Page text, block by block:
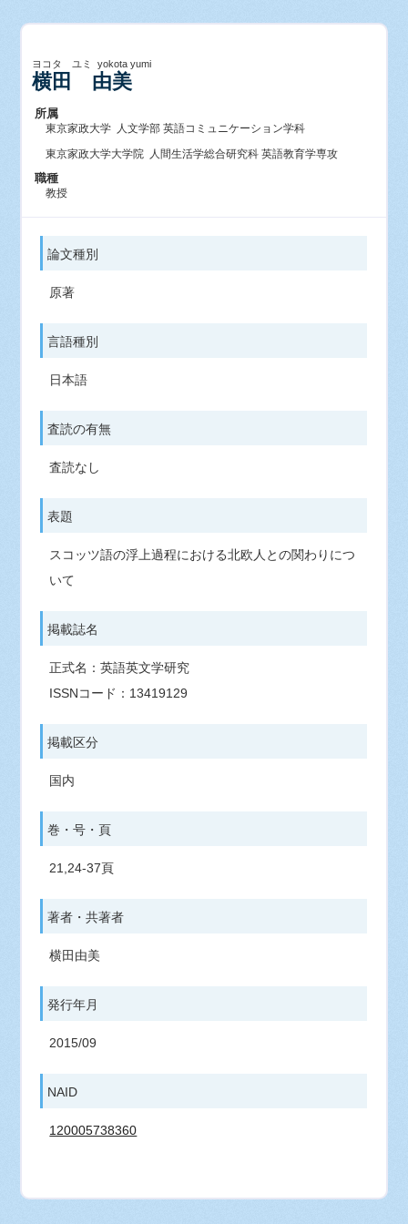
ヨコタ ユミ yokota yumi
横田 由美
所属
東京家政大学 人文学部 英語コミュニケーション学科
東京家政大学大学院 人間生活学総合研究科 英語教育学専攻
職種
教授
論文種別
原著
言語種別
日本語
査読の有無
査読なし
表題
スコッツ語の浮上過程における北欧人との関わりにつ
いて
掲載誌名
正式名：英語英文学研究
ISSNコード：13419129
掲載区分
国内
巻・号・頁
21,24-37頁
著者・共著者
横田由美
発行年月
2015/09
NAID
120005738360